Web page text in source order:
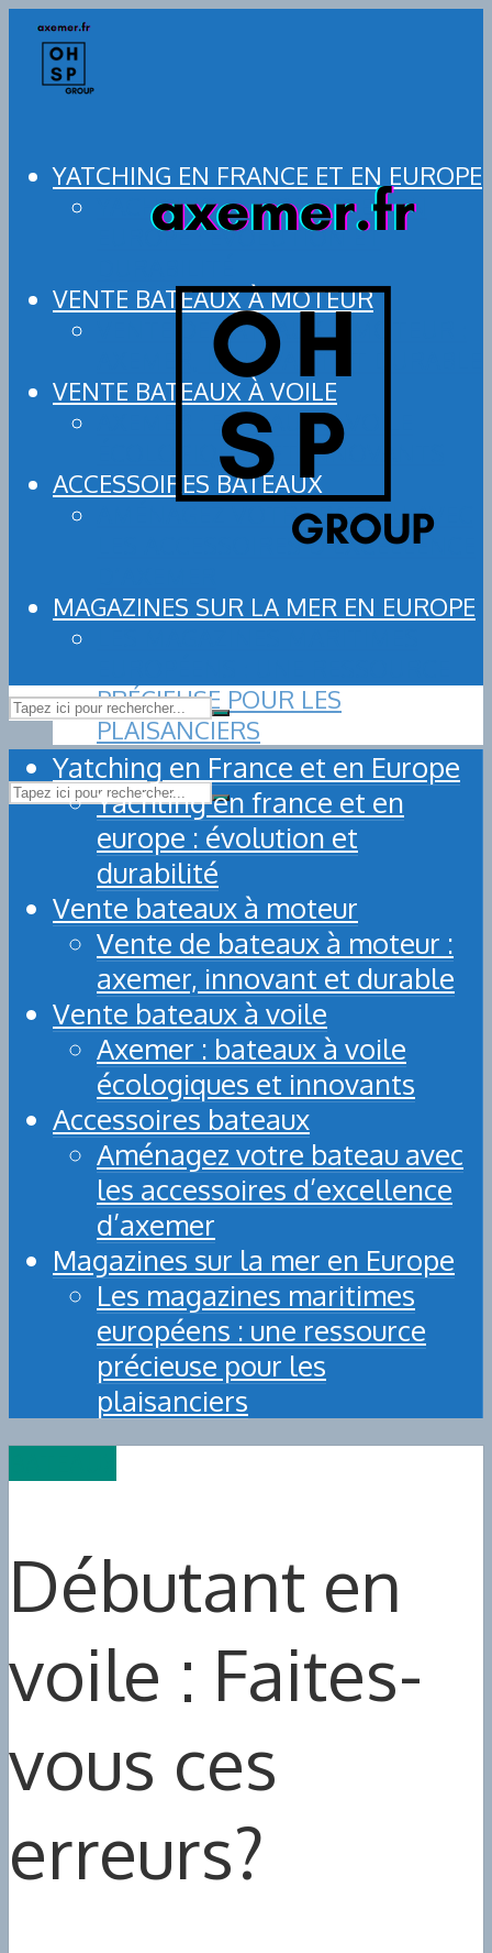
YATCHING EN FRANCE ET EN EUROPE
YACHTING EN FRANCE ET EN
EUROPE : ÉVOLUTION ET
VENTE BATEAUX À MOTEUR
VENTE DE BATEAUX À MOTEUR :
AXEMER, INNOVANT ET DURABLE
VENTE BATEAUX À VOILE
AXEMER : BATEAUX À VOILE
ÉCOLOGIQUES ET INNOVANTS
ACCESSOIRES BATEAUX
AMÉNAGEZ VOTRE BATEAU AVEC
LES ACCESSOIRES D’EXCELLENCE
MAGAZINES SUR LA MER EN EUROPE
PRÉCIEUSE POUR LES
PLAISANCIERS
Yatching en France et en Europe
Yachting en france et en
europe : évolution et
durabilité
Vente bateaux à moteur
Vente de bateaux à moteur :
axemer, innovant et durable
Vente bateaux à voile
Axemer : bateaux à voile
écologiques et innovants
Accessoires bateaux
Aménagez votre bateau avec
les accessoires d’excellence
d’axemer
Magazines sur la mer en Europe
Les magazines maritimes
européens : une ressource
précieuse pour les
plaisanciers
Débutant en
voile : Faites-
vous ces
erreurs?